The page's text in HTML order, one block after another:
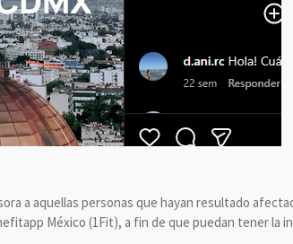
a aquellas personas que hayan resultado
México (1Fit), a fin de que puedan tener la